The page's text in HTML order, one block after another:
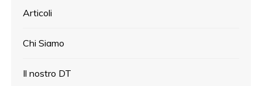
Articoli
Chi Siamo
Il nostro DT